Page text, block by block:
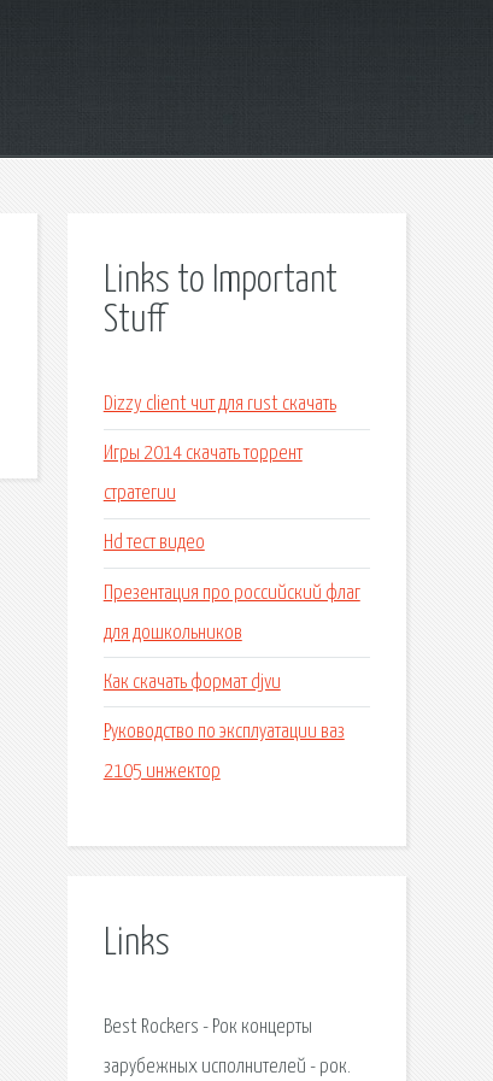
Links to Important
Stuff
Dizzy client чит для rust скачать
Игры 2014 скачать торрент
стратегии
Hd тест видео
Презентация про российский флаг
для дошкольников
Как скачать формат djvu
Руководство по эксплуатации ваз
2105 инжектор
Links
Best Rockers - Рок концерты
зарубежных исполнителей - рок.